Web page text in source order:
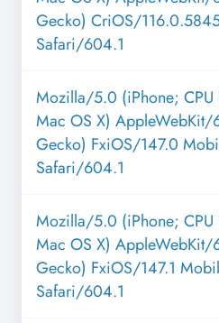
Gecko) CriOS/
Safari/604.1
Mozilla/5.0 (iPhone; CPU
Mac OS X) AppleWebKit/
Gecko) FxiOS/147.0
Safari/604.1
Mozilla/5.0 (iPhone; CPU
Mac OS X) AppleWebKit/
Gecko) FxiOS/147.1
Safari/604.1